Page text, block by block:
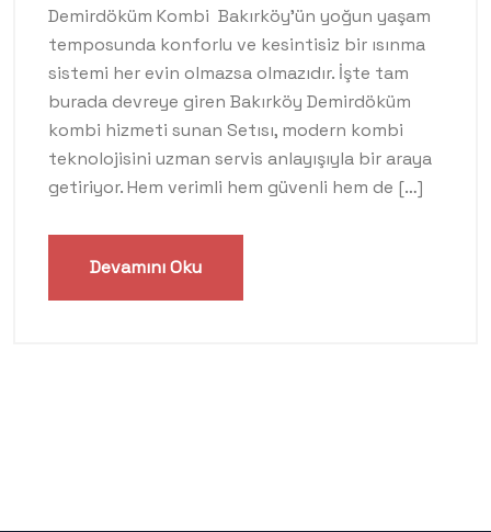
Demirdöküm Kombi Bakırköy’ün yoğun yaşam
temposunda konforlu ve kesintisiz bir ısınma
sistemi her evin olmazsa olmazıdır. İşte tam
burada devreye giren Bakırköy Demirdöküm
kombi hizmeti sunan Setısı, modern kombi
teknolojisini uzman servis anlayışıyla bir araya
getiriyor. Hem verimli hem güvenli hem de […]
Devamını Oku